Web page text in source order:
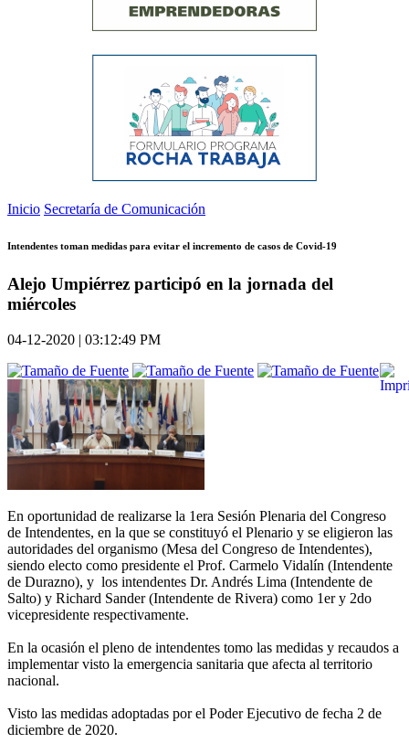
Inicio Secretaría de Comunicación
Intendentes toman medidas para evitar el incremento de casos de Covid-19
Alejo Umpiérrez participó en la jornada del
miércoles
04-12-2020 | 03:12:49 PM
En oportunidad de realizarse la 1era Sesión Plenaria del Congreso
de Intendentes, en la que se constituyó el Plenario y se eligieron las
autoridades del organismo (Mesa del Congreso de Intendentes),
siendo electo como presidente el Prof. Carmelo Vidalín (Intendente
de Durazno), y los intendentes Dr. Andrés Lima (Intendente de
Salto) y Richard Sander (Intendente de Rivera) como 1er y 2do
vicepresidente respectivamente.
En la ocasión el pleno de intendentes tomo las medidas y recaudos a
implementar visto la emergencia sanitaria que afecta al territorio
nacional.
Visto las medidas adoptadas por el Poder Ejecutivo de fecha 2 de
diciembre de 2020.